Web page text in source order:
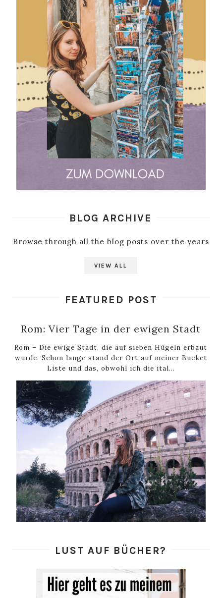
BLOG ARCHIVE
Browse through all the blog posts over the years
VIEW ALL
FEATURED POST
Rom: Vier Tage in der ewigen Stadt
Rom – Die ewige Stadt, die auf sieben Hügeln erbaut
wurde. Schon lange stand der Ort auf meiner Bucket
Liste und das, obwohl ich die ital...
LUST AUF BÜCHER?